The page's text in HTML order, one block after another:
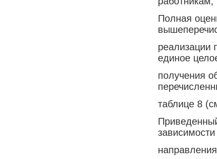
Полная
реализации
единое
получения
таблице 8